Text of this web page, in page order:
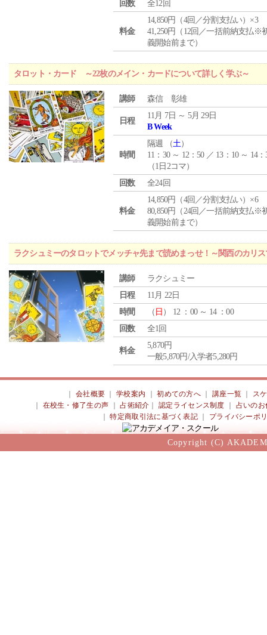
回数
全12回
料金
14,850円（4回／分割支払い）×3
41,250円（12回／一括前納支払※
義開始前まで）
タロット・カード ～22枚のメイン・カードについて詳しく学ぶ～
講師 森信 彰雄
日程
11月 7日 ～ 5月 29日
B Week
時間
隔週 （土）
11：30 ～ 12：50 ／ 13：10 ～ 14：
（1日2コマ）
回数
全24回
料金
14,850円（4回／分割支払い）×6
80,850円（24回／一括前納支払※
義開始前まで）
ラクシュミーのタロットでメッチャ先まで読めまっせ！～関西のカリ
講師
ラクシュミー
日程
11月 22日
時間
（ 日 ） 12 ：00 ～ 14 ：00
回数
全1回
料金
5,870円
一般5,870円/入学者5,280円
会社概要 ｜学校案内 ｜初めての方へ 講座一覧
ス
在校生・修了生の声 ｜占術紹介 ｜認定ライセンス制度
占いのお
｜特定商取引法に基づく表記 プライバシーポ
Copyright (C)